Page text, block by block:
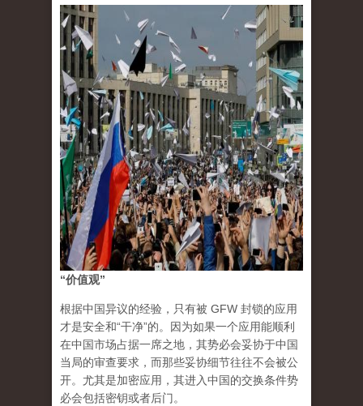
“价值观”
根据中国异议的经验，只有被 GFW 封锁的应用
才是安全和“干净”的。因为如果一个应用能顺利
在中国市场占据一席之地，其势必会妥协于中国
当局的审查要求，而那些妥协细节往往不会被公
开。尤其是加密应用，其进入中国的交换条件势
必会包括密钥或者后门。